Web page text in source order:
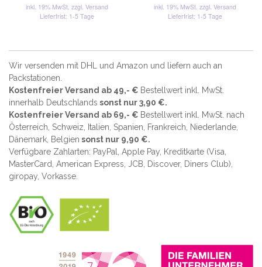
inkl. 19% MwSt.zzgl. Versand
Lieferfrist: 1-5 Tage
inkl. 19% MwSt. zzgl. Versand
Lieferfrist: 1-5 Tage
Wir versenden mit DHL und Amazon und liefern auch an
Packstationen.
Kostenfreier Versand ab 49,- € Bestellwert inkl. MwSt.
innerhalb Deutschlands sonst nur 3,90 €.
Kostenfreier Versand ab 69,- € Bestellwert inkl. MwSt. nach
Österreich, Schweiz, Italien, Spanien, Frankreich, Niederlande,
Dänemark, Belgien sonst nur 9,90 €.
Verfügbare Zahlarten: PayPal, Apple Pay, Kreditkarte (Visa,
MasterCard, American Express, JCB, Discover, Diners Club),
giropay, Vorkasse.